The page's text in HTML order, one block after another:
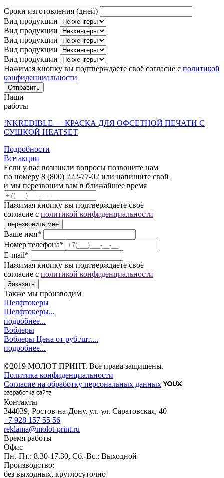
Сроки изготовления (дней)
Вид продукции
Вид продукции
Вид продукции
Вид продукции
Вид продукции
Нажимая кнопку вы подтверждаете своё согласие с политикой
конфиденциальности
Отправить
Наши
работы
!NKREDIBLE — КРАСКА ДЛЯ ОФСЕТНОЙ ПЕЧАТИ С
СУШКОЙ HEATSET
Подробности
Все акции
Если у вас возникли вопросы позвоните нам
по номеру 8 (800) 222-77-02 или напишите свой
и мы перезвоним вам в ближайшее время
Нажимая кнопку вы подтверждаете своё
согласие с политикой конфиденциальности
перезвонить мне
Ваше имя*
Номер телефона*
E-mail*
Нажимая кнопку вы подтверждаете своё
согласие с политикой конфиденциальности
Заказать
Также мы производим
Шелфтокеры
Шелфтокеры...
подробнее...
Воблеры
Воблеры Цена от руб./шт....
подробнее...
©2019 МОЛОТ ПРИНТ. Все права защищены.
Политика конфиденциальности
Согласие на обработку персональных данных
Контакты
344039, Ростов-на-Дону, ул. ул. Саратовская, 40
+7 928 157 55 56
reklama@molot-print.ru
Время работы
Офиc
Пн.-Пт.: 8.30-17.30, Сб.-Вс.: Выходной
Производство:
без выходных, круглосуточно